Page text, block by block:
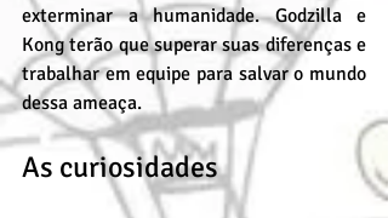
exterminar a humanidade. Godzilla e
Kong terão que superar suas diferenças e
trabalhar em equipe para salvar o mundo
dessa ameaça.
As curiosidades